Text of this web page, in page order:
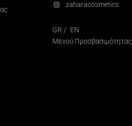
zaharacosmetics
GR
EN
Μενού Προσβασιμότητας